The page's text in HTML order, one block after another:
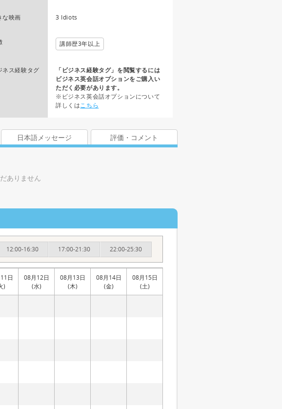
な映画 3 Idiots
講師歴3年以上
ネス経験タグ
「ビジネス経験タグ」を閲覧するには
ビジネス英会話オプションをご購入い
ただく必要があります。
※ビジネス英会話オプションについて
詳しくはこちら
日本語メッセージ 評価・コメント
ありません
12:00-16:30 17:00-21:30 22:00-25:30
日
)
08月12日
(水)
08月13日
(木)
08月14日
(金)
08月15日
(土)